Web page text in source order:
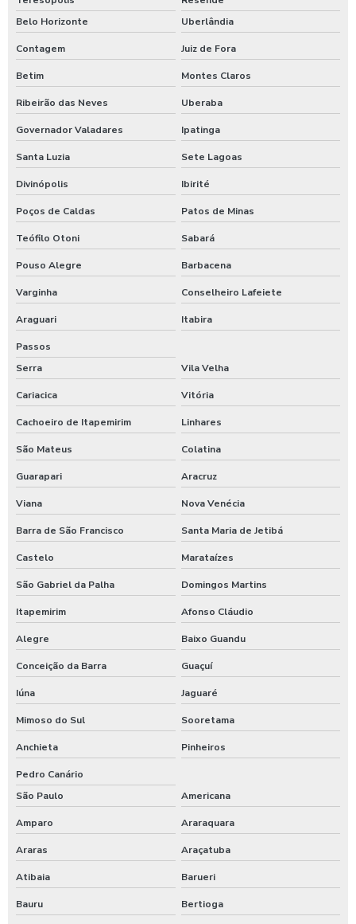
Válvula on off
Válvula redutora de pressão
Válvula redutora de pressão 2 polegadas
Válvula redutora de pressão água
Válvula redutora de pressão caixa d água
Válvula redutora de pressão para purificador
Válvula reguladora de vazão
Válvula de retenção 100mm
Válvula de retenção 100mm preço
Válvula de retenção 100mm valor
Válvula de retenção 150mm
Válvula de retenção 4 polegadas flangeada
Válvula de retenção 400mm
Válvula de retenção 5 polegadas
Válvula de retenção 6
Válvula de retenção para água
Válvula de retenção para águas pluviais
Válvula de retenção para bomba
Válvula de retenção para caixa d água
Válvula de retenção para caixa d água preço
Válvula de retenção para esgoto 150mm
Válvula de retenção para esgoto 200mm
Válvula de retenção para esgoto 4 polegadas
Válvula de retenção para esgoto 75mm
Válvula de retenção para esgoto em ferro fundido
Válvula de retenção saneamento
Belo Horizonte
Uberlândia
Contagem Juiz de Fora
Betim Montes Claros
Ribeirão das Neves Uberaba
Governador Valadares Ipatinga
Santa Luzia Sete Lagoas
Divinópolis Ibirité
Poços de Caldas Patos de Minas
Teófilo Otoni Sabará
Pouso Alegre Barbacena
Varginha Conselheiro Lafeiete
Araguari Itabira
Passos
Serra
Vila Velha
Cariacica Vitória
Cachoeiro de Itapemirim Linhares
São Mateus Colatina
Guarapari Aracruz
Viana Nova Venécia
Barra de São Francisco Santa Maria de Jetibá
Castelo Marataízes
São Gabriel da Palha Domingos Martins
Itapemirim Afonso Cláudio
Alegre Baixo Guandu
Conceição da Barra Guaçuí
Iúna Jaguaré
Mimoso do Sul Sooretama
Anchieta Pinheiros
Pedro Canário
São Paulo
Americana
Amparo Araraquara
Araras Araçatuba
Atibaia Barueri
Bauru Bertioga